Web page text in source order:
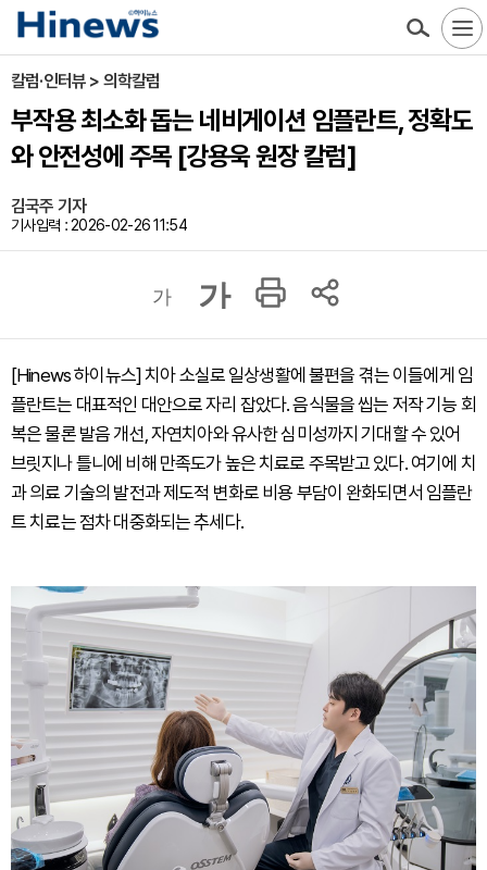
칼럼·인터뷰 > 의학칼럼
부작용 최소화 돕는 네비게이션 임플란트, 정확도
와 안전성에 주목 [강용욱 원장 칼럼]
김국주 기자
기사입력 : 2026-02-26 11:54
가 가
[Hinews 하이뉴스] 치아 소실로 일상생활에 불편을 겪는 이들에게 임
플란트는 대표적인 대안으로 자리 잡았다. 음식물을 씹는 저작 기능 회
복은 물론 발음 개선, 자연치아와 유사한 심미성까지 기대할 수 있어
브릿지나 틀니에 비해 만족도가 높은 치료로 주목받고 있다. 여기에 치
과 의료 기술의 발전과 제도적 변화로 비용 부담이 완화되면서 임플란
트 치료는 점차 대중화되는 추세다.